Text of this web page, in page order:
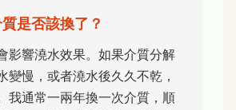
是否該換了？
影響澆水效果。如果介質分解
變慢，或者澆水後久久不乾，
我通常一兩年換一次介質，順